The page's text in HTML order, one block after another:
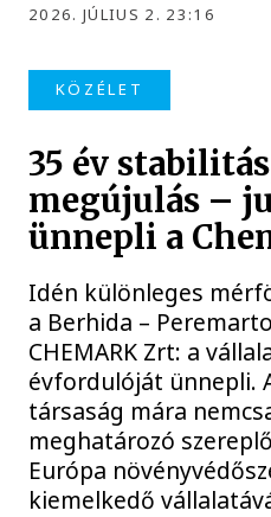
2026. JÚLIUS 2. 23:16
KÖZÉLET
35 év
megújulás –
ünnepli a
Idén különleges
a Berhida –
CHEMARK Zrt: a
évfordulóját ünnepli.
társaság mára
meghatározó
Európa
kiemelkedő